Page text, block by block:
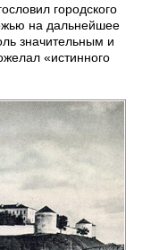
городского
на дальнейшее
значительным и
«истинного